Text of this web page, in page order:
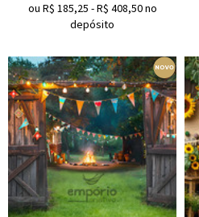
ou R$ 185,25 -R$ 408,50no
depósito